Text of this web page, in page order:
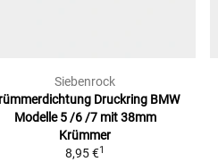
Siebenrock
Druckring BMW
Modelle 5 /6 /7 mit 38mm
Krümmer
8,95 €1